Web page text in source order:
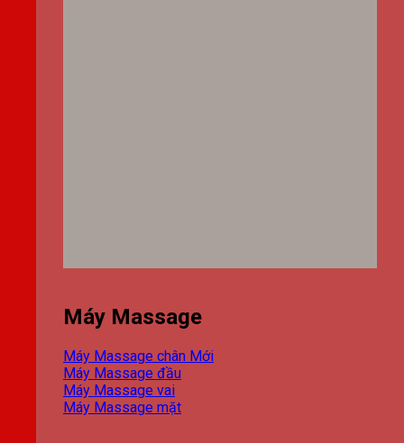
Máy Massage
Máy Massage chân
Máy Massage đầu
Máy Massage vai
Máy Massage mặt